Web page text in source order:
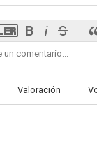
6.0
Valoración